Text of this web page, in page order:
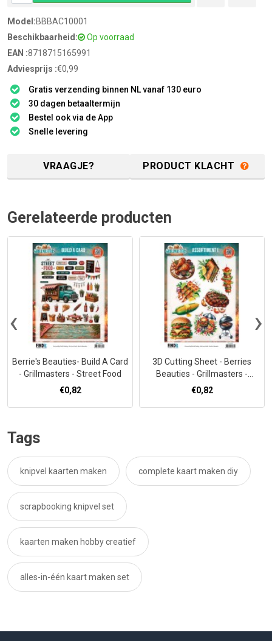
Model:BBBAC10001
Beschikbaarheid:
Op voorraad
EAN :8718715165991
Adviesprijs :€0,99
Gratis verzending binnen NL vanaf 130 euro
30 dagen betaaltermijn
Bestel ook via de App
Snelle levering
VRAAGJE? PRODUCT KLACHT
Gerelateerde producten
Berrie's Beauties- Build A Card
- Grillmasters - Street Food
€0,82
3D Cutting Sheet - Berries
Beauties - Grillmasters -
Assorti 1
€0,82
‹ ›
Tags
knipvel kaarten maken complete kaart maken diy
scrapbooking knipvel set
kaarten maken hobby creatief
alles-in-één kaart maken set